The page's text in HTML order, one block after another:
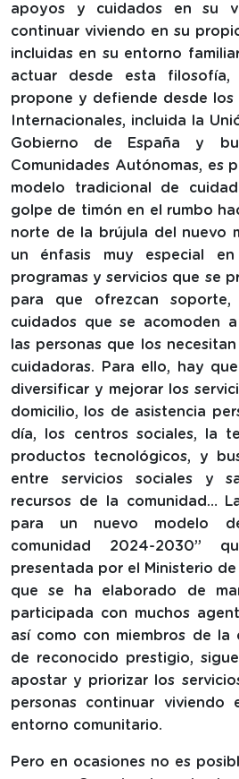
apoyos y cuidados en su
continuar viviendo en su
incluidas en su entorno
actuar desde esta
propone y defiende desde los
Internacionales, incluida la
Gobierno de España y
Comunidades Autónomas, es
modelo tradicional de
golpe de timón en el rumbo
norte de la brújula del nuevo
un énfasis muy especial
programas y servicios que se
para que ofrezcan soporte,
cuidados que se acomoden
las personas que los
cuidadoras. Para ello, hay
diversificar y mejorar los
domicilio, los de asistencia
día, los centros sociales, la
productos tecnológicos, y
entre servicios sociales y
recursos de la comunidad…
para un nuevo modelo
comunidad 2024-2030”
presentada por el Ministerio de
que se ha elaborado de
participada con muchos
así como con miembros de la
de reconocido prestigio,
apostar y priorizar los
personas continuar
entorno comunitario.
Pero en ocasiones no es